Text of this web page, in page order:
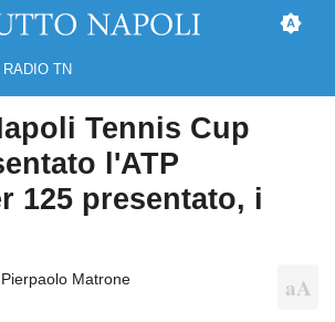
RADIO TN
Tennis Cup
l'ATP
125 presentato, i
Pierpaolo Matrone